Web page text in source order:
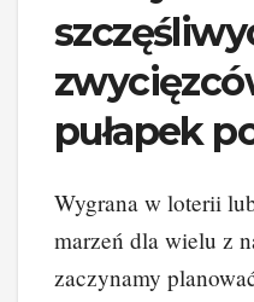
pułapek
Wygrana w loterii
marzeń dla wielu z
zaczynamy